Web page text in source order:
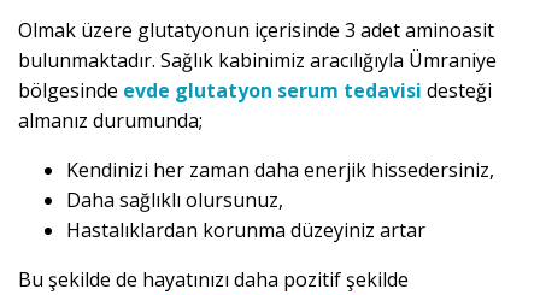
Olmak üzere glutatyonun içerisinde 3 adet aminoasit
bulunmaktadır. Sağlık kabinimiz aracılığıyla Ümraniye
bölgesinde evde glutatyon serum tedavisi desteği
almanız durumunda;
Kendinizi her zaman daha enerjik hissedersiniz,
Daha sağlıklı olursunuz,
Hastalıklardan korunma düzeyiniz artar
Bu şekilde de hayatınızı daha pozitif şekilde